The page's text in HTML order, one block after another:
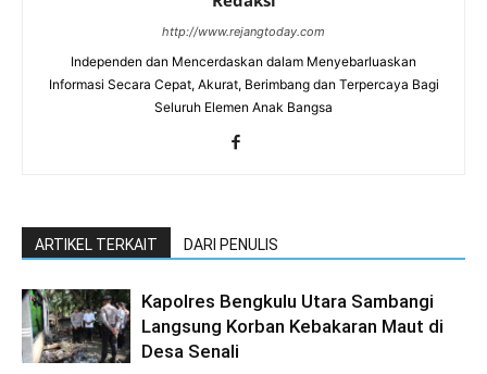
http://www.rejangtoday.com
Independen dan Mencerdaskan dalam Menyebarluaskan
Informasi Secara Cepat, Akurat, Berimbang dan Terpercaya Bagi
Seluruh Elemen Anak Bangsa
ARTIKEL TERKAIT DARI PENULIS
Kapolres Bengkulu Utara Sambangi
Langsung Korban Kebakaran Maut di
Desa Senali